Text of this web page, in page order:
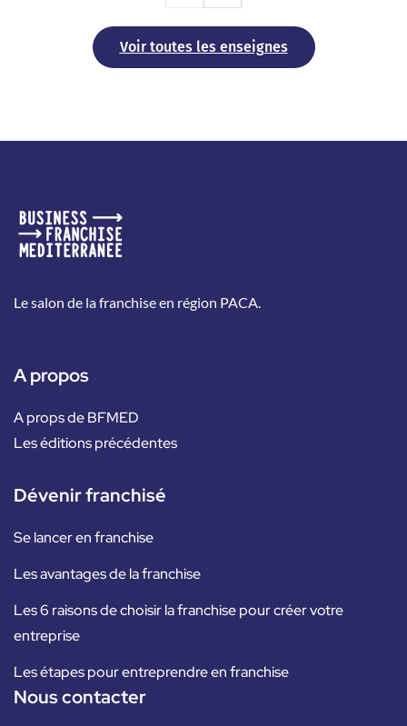
Voir toutes les enseignes
Le salon de la franchise en région PACA.
A propos
A props de BFMED
Les éditions précédentes
Dévenir franchisé
Se lancer en franchise
Les avantages de la franchise
Les 6 raisons de choisir la franchise pour créer votre
entreprise
Les étapes pour entreprendre en franchise
Nous contacter